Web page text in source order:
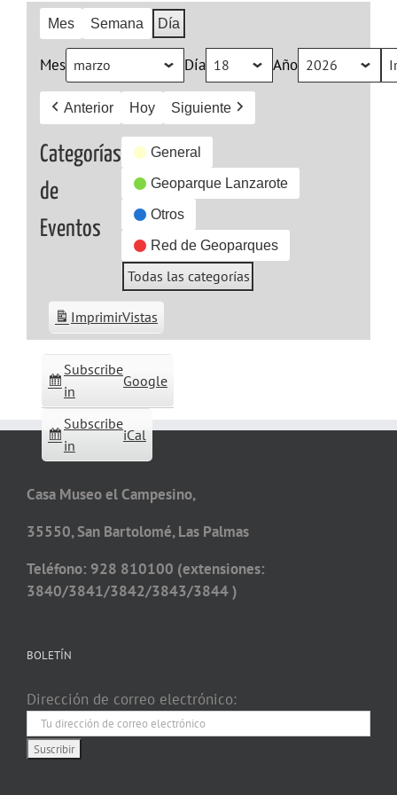
Mes Semana Día
Mes Día Año
Anterior Hoy Siguiente
Categorías
de
Eventos
General
Geoparque Lanzarote
Otros
Red de Geoparques
Todas las categorías
Subscribe
in
Google
Subscribe
in
iCal
ImprimirVistas
Casa Museo el Campesino,
35550, San Bartolomé, Las Palmas
Teléfono: 928 810100 (extensiones:
3840/3841/3842/3843/3844 )
BOLETÍN
Dirección de correo electrónico: